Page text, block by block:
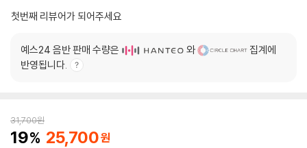
첫번째 리뷰어가 되어주세요
예스24 음반 판매 수량은 와
집계에
반영됩니다.
31,700원
19 25,700